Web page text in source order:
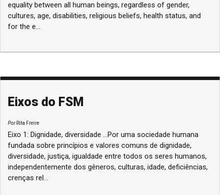
equality between all human beings, regardless of gender,
cultures, age, disabilities, religious beliefs, health status, and
for the e...
Eixos do FSM
PorRita Freire
Eixo 1: Dignidade, diversidade ...Por uma sociedade humana
fundada sobre princípios e valores comuns de dignidade,
diversidade, justiça, igualdade entre todos os seres humanos,
independentemente dos gêneros, culturas, idade, deficiências,
crenças rel...